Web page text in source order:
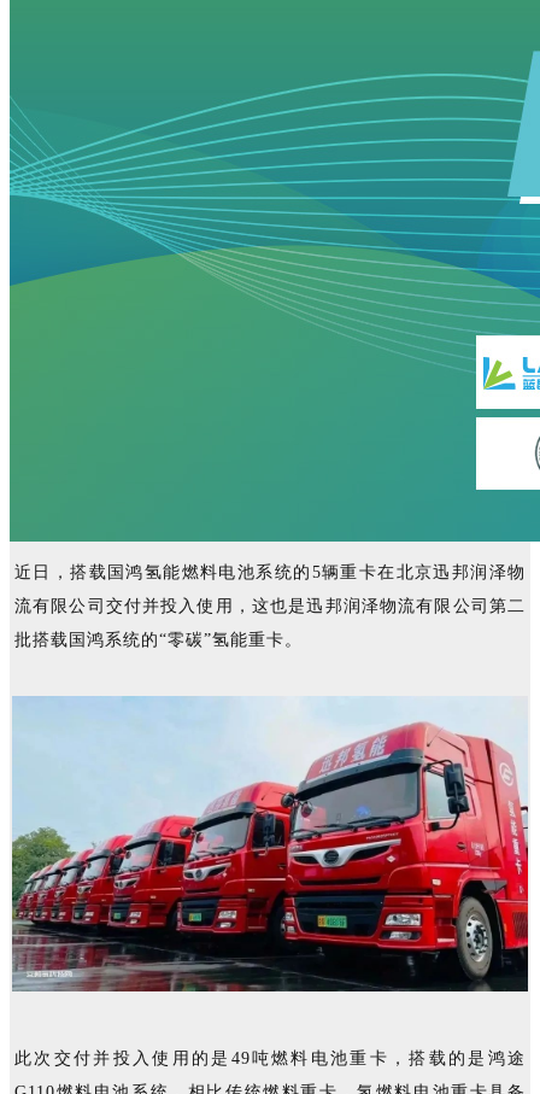
近日，搭载国鸿氢能燃料电池系统的5辆重卡在北京迅邦润泽物
流有限公司交付并投入使用，这也是迅邦润泽物流有限公司第二
批搭载国鸿系统的“零碳”氢能重卡。
此次交付并投入使用的是49吨燃料电池重卡，搭载的是鸿途